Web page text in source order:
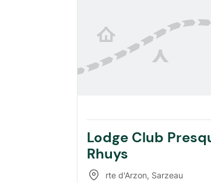
Lodge Club
Rhuys
rte d'Arzon, Sarzeau